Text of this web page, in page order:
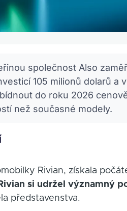
společnost Also
105 milionů dolarů a
do roku 2026
než současné modely.
Rivian, získala
si udržel významný
představenstva.